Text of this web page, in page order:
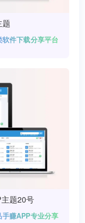
件下载分享平台
题20号
赚APP专业分享